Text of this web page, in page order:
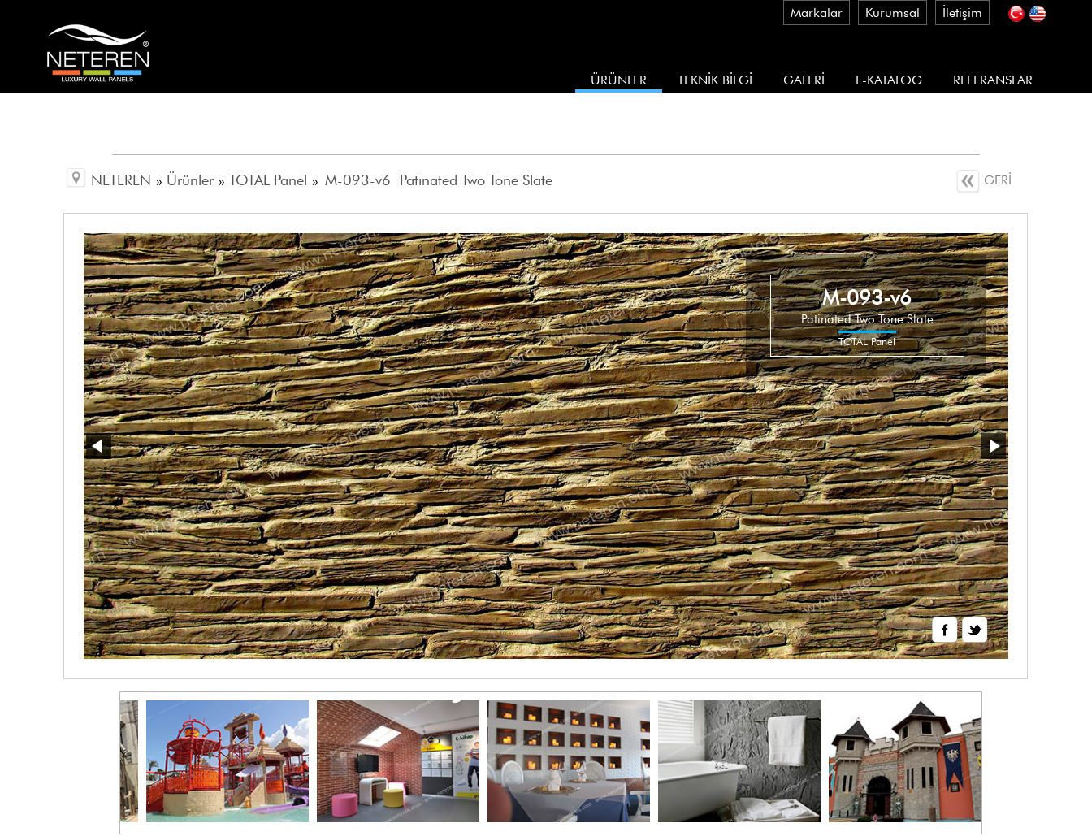
Markalar Kurumsal İletişim
ÜRÜNLER TEKNİK BİLGİ GALERİ E-KATALOG REFERANSLAR
NETEREN » Ürünler » TOTAL Panel » M-093-v6 Patinated Two Tone Slate GERİ
M-093-v6
Patinated Two Tone Slate
TOTAL Panel